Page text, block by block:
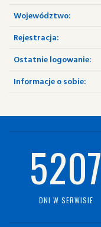
Województwo:
Rejestracja:
Ostatnie logowanie:
Informacje o sobie:
5207
DNI W SERWISIE